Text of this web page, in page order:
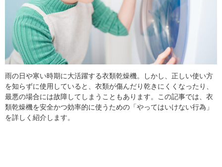
食材辞典
おすすめ
雨の日や寒い時期に大活躍する衣類乾燥機。しかし、正しい使い方
を知らずに使用していると、衣類が傷んだり乾きにくくなったり、
最悪の場合には故障してしまうこともあります。この記事では、衣
類乾燥機を安全かつ効率的に使うための「やってはいけない行為」
を詳しく紹介します。